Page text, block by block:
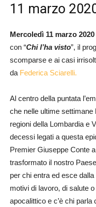
11 marzo
Mercoledì 11 marzo
con “Chi l’ha visto”, il
scomparse e ai casi
da Federica Sciarelli.
Al centro della puntata
che nelle ultime settimane
regioni della Lombardia e
decessi legati a questa
Premier Giuseppe Conte
trasformato il nostro
per chi entra ed esce
motivi di lavoro, di salute
apocalittico e c’è chi parla